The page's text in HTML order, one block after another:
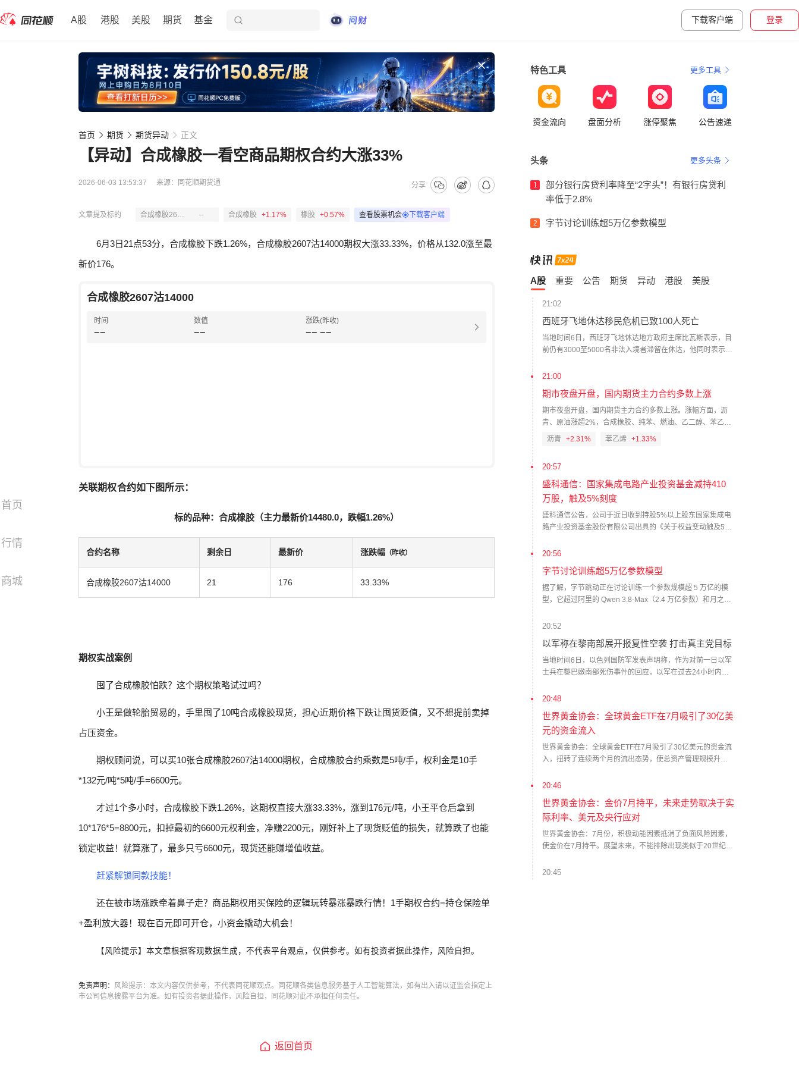
A股 港股 美股 期货 基金 下载客户端 登录
首页
行情
商城
首页 期货 期货异动 正文
【异动】合成橡胶一看空商品期权合约大涨33%
2026-06-03 13:53:37 来源： 同花顺期货通 分享
文章提及标的 合成橡胶2607沽14000 -- 合成橡胶 +1.17% 橡胶 +0.57% 查看股票机会 下载客户端
6月3日21点53分，合成橡胶下跌1.26%，合成橡胶2607沽14000期权大涨33.33%，价格从132.0涨至最
新价176。
合成橡胶2607沽14000
时间
--
数值
--
涨跌(昨收)
-- --
关联期权合约如下图所示：
标的品种：合成橡胶（主力最新价14480.0，跌幅1.26%）
合约名称 剩余日 最新价 涨跌幅 （昨收）
合成橡胶2607沽14000 21 176 33.33%
期权实战案例
囤了合成橡胶怕跌？这个期权策略试过吗？
小王是做轮胎贸易的，手里囤了10吨合成橡胶现货，担心近期价格下跌让囤货贬值，又不想提前卖掉
占压资金。
期权顾问说，可以买10张合成橡胶2607沽14000期权，合成橡胶合约乘数是5吨/手，权利金是10手
*132元/吨*5吨/手=6600元。
才过1个多小时，合成橡胶下跌1.26%，这期权直接大涨33.33%，涨到176元/吨，小王平仓后拿到
10*176*5=8800元，扣掉最初的6600元权利金，净赚2200元，刚好补上了现货贬值的损失，就算跌了也能
锁定收益！就算涨了，最多只亏6600元，现货还能赚增值收益。
赶紧解锁同款技能！
还在被市场涨跌牵着鼻子走？商品期权用买保险的逻辑玩转暴涨暴跌行情！1手期权合约=持仓保险单
+盈利放大器！现在百元即可开仓，小资金撬动大机会！
【风险提示】本文章根据客观数据生成，不代表平台观点，仅供参考。如有投资者据此操作，风险自担。
免责声明： 风险提示：本文内容仅供参考，不代表同花顺观点。同花顺各类信息服务基于人工智能算法，如有出入请以证监会指定上
市公司信息披露平台为准。如有投资者据此操作，风险自担，同花顺对此不承担任何责任。
返回首页
特色工具 更多工具
资金流向 盘面分析 涨停聚焦 公告速递
头条 更多头条
1
部分银行房贷利率降至“2字头”！有银行房贷利
率低于2.8%
2 字节讨论训练超5万亿参数模型
A股 重要 公告 期货 异动 港股 美股
21:02
西班牙飞地休达移民危机已致100人死亡
当地时间6日，西班牙飞地休达地方政府主席比瓦斯表示，目
前仍有3000至5000名非法入境者滞留在休达，他同时表示，
亡。欧洲议会当天就休达移民危机召开视频会议，比瓦斯参
21:00
期市夜盘开盘，国内期货主力合约多数上涨
期市夜盘开盘，国内期货主力合约多数上涨。涨幅方面，沥
青、原油涨超2%，合成橡胶、纯苯、燃油、乙二醇、苯乙烯
等涨超1%。跌幅方面，沪银、沪镍跌超1%。
沥青 +2.31% 苯乙烯 +1.33%
20:57
盛科通信：国家集成电路产业投资基金减持410
万股，触及5%刻度
盛科通信公告，公司于近日收到持股5%以上股东国家集成电
路产业投资基金股份有限公司出具的《关于权益变动触及5%
年7月21日至2026年8月6日通过集中竞价方式减持公司股份
5%刻度。本次权益变动为持股5%以上的非第一大股东减持
公司股份所致，不触及要约收购，不会导致无控股股东及实
际控制人的情况发生变化。本次权益变动后，信息披露义务
20:56
字节讨论训练超5万亿参数模型
据了解，字节跳动正在讨论训练一个参数规模超 5 万亿的模
型，它超过阿里的 Qwen 3.8-Max（2.4 万亿参数）和月之暗
的模型。通常而言，模型规模越大，智能水平往往越高。不
新模型将由 Seed Foundation 负责人项亮主导，与大语言模
型预训练数据负责人沈科合作。为此，Seed 正在重新梳理组
织，划分职责，分配资源。 多位字节人士告诉我们，上半
亿参数模型的原因之一，与其在现有尺寸上继续追赶，不如
博。” 一位接近 Seed 人士说。 字节自成立一直以来推崇 “大
力出奇迹”：进入一个领域时，通常会成立不止一个团队，投
入大量资源，同时推进多个项目。（《晚点 LatePost》）
20:52
以军称在黎南部展开报复性空袭 打击真主党目标
当地时间6日，以色列国防军发表声明称，作为对前一日以军
士兵在黎巴嫩南部死伤事件的回应，以军在过去24小时内对
包括黎真主党的武器储存设施、一处指挥中心以及多处军事
20:48
世界黄金协会：全球黄金ETF在7月吸引了30亿美
元的资金流入
世界黄金协会：全球黄金ETF在7月吸引了30亿美元的资金流
入，扭转了连续两个月的流出态势，使总资产管理规模升至
持续放松，日均交易量降至3560亿美元/日，环比下降3.5%。
20:46
世界黄金协会：金价7月持平，未来走势取决于实
际利率、美元及央行应对
世界黄金协会：7月份，积极动能因素抵消了负面风险因素，
使金价在7月持平。展望未来，不能排除出现类似于20世纪70
涨，这取决于实际利率、美元、增长预期、亚洲投资者需求
20:45